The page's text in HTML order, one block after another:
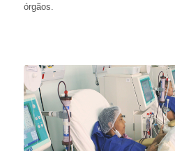
órgãos.